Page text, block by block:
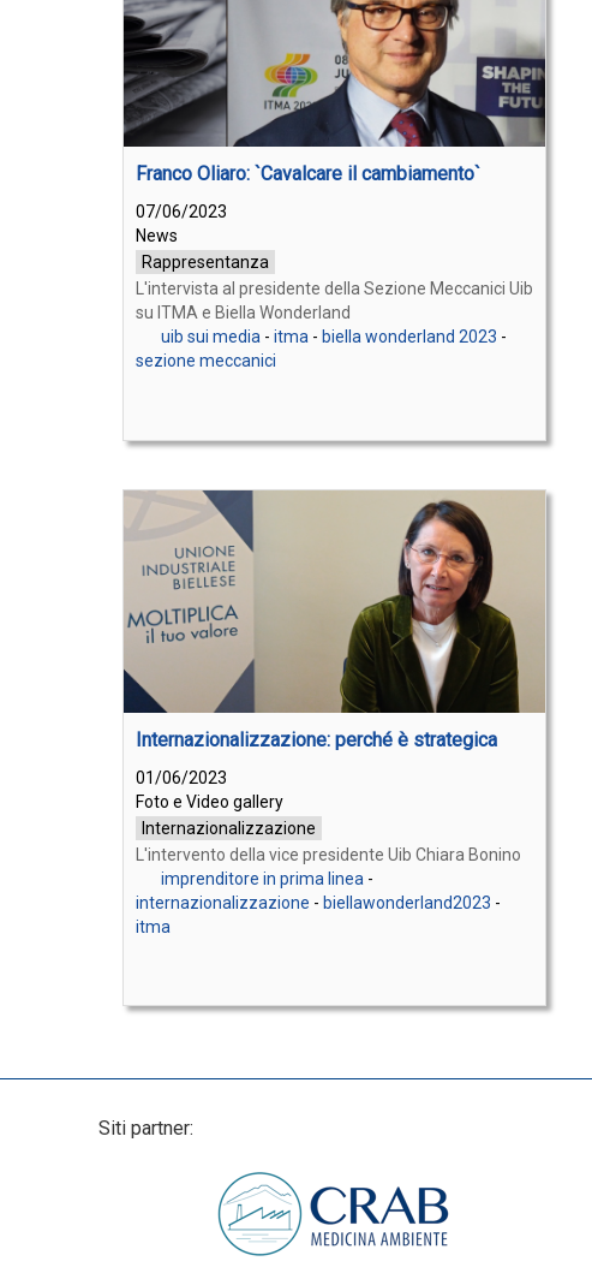
Franco Oliaro: `Cavalcare il cambiamento`
07/06/2023
News
Rappresentanza
L'intervista al presidente della Sezione Meccanici Uib
su ITMA e Biella Wonderland
uib sui media - itma - biella wonderland 2023 -
sezione meccanici
Internazionalizzazione: perché è strategica
01/06/2023
Foto e Video gallery
Internazionalizzazione
L'intervento della vice presidente Uib Chiara Bonino
imprenditore in prima linea -
internazionalizzazione - biellawonderland2023 -
itma
Siti partner: